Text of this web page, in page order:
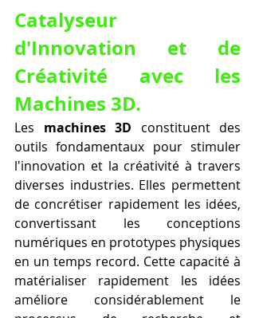
Catalyseur
d'Innovation et de
Créativité avec les
Machines 3D.
Les machines 3D constituent des
outils fondamentaux pour stimuler
l'innovation et la créativité à travers
diverses industries. Elles permettent
de concrétiser rapidement les idées,
convertissant les conceptions
numériques en prototypes physiques
en un temps record. Cette capacité à
matérialiser rapidement les idées
améliore considérablement le